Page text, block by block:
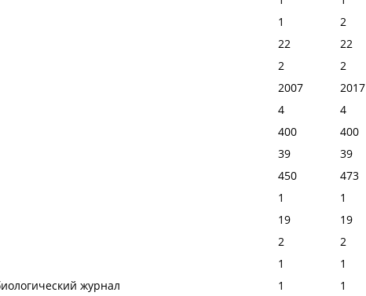
1
2
22
22
2
2
2007
2017
4
4
400
400
39
39
450
473
1
1
19
19
2
2
1
1
журнал
1
1